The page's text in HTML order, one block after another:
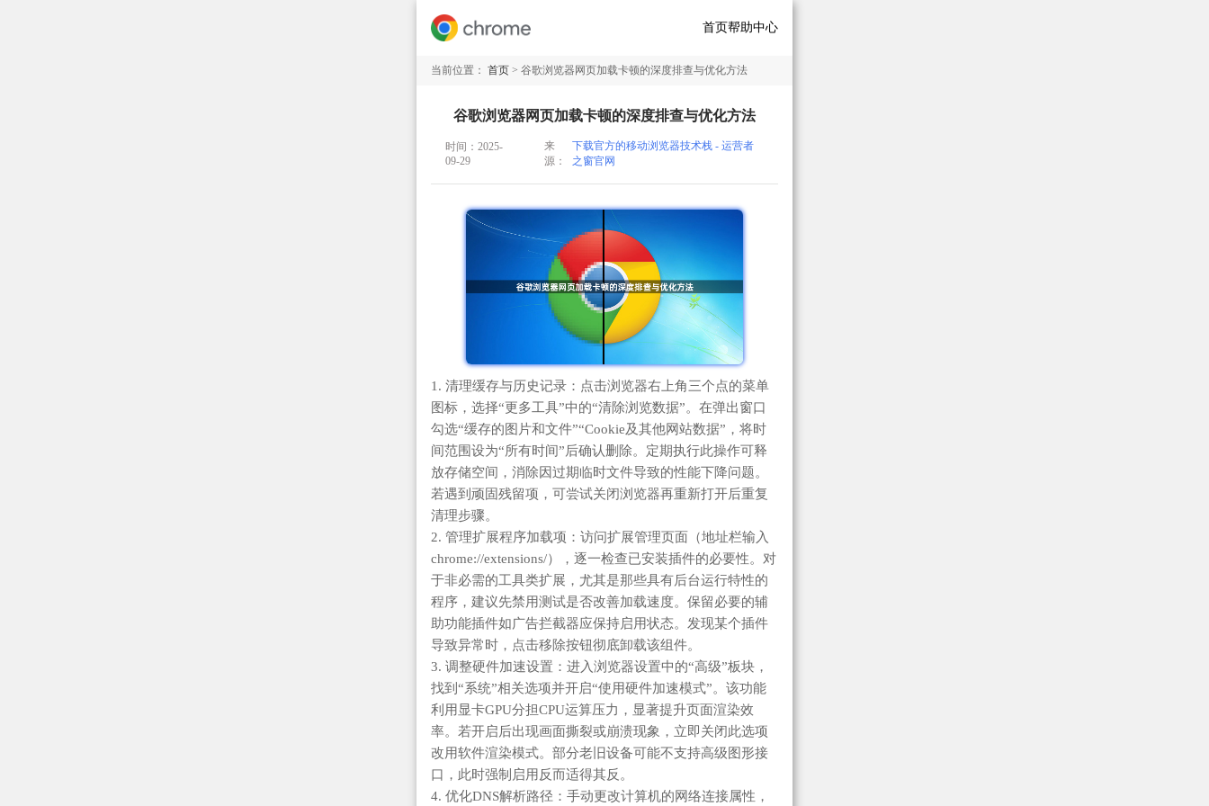
首页帮助中心
当前位置： 首页 > 谷歌浏览器网页加载卡顿的深度排查与优化方法
谷歌浏览器网页加载卡顿的深度排查与优化方法
时间：2025-
09-29
来
源：
下载官方的移动浏览器技术栈 - 运营者
之窗官网
1. 清理缓存与历史记录：点击浏览器右上角三个点的菜单
图标，选择“更多工具”中的“清除浏览数据”。在弹出窗口
勾选“缓存的图片和文件”“Cookie及其他网站数据”，将时
间范围设为“所有时间”后确认删除。定期执行此操作可释
放存储空间，消除因过期临时文件导致的性能下降问题。
若遇到顽固残留项，可尝试关闭浏览器再重新打开后重复
清理步骤。
2. 管理扩展程序加载项：访问扩展管理页面（地址栏输入
chrome://extensions/），逐一检查已安装插件的必要性。对
于非必需的工具类扩展，尤其是那些具有后台运行特性的
程序，建议先禁用测试是否改善加载速度。保留必要的辅
助功能插件如广告拦截器应保持启用状态。发现某个插件
导致异常时，点击移除按钮彻底卸载该组件。
3. 调整硬件加速设置：进入浏览器设置中的“高级”板块，
找到“系统”相关选项并开启“使用硬件加速模式”。该功能
利用显卡GPU分担CPU运算压力，显著提升页面渲染效
率。若开启后出现画面撕裂或崩溃现象，立即关闭此选项
改用软件渲染模式。部分老旧设备可能不支持高级图形接
口，此时强制启用反而适得其反。
4. 优化DNS解析路径：手动更改计算机的网络连接属性，